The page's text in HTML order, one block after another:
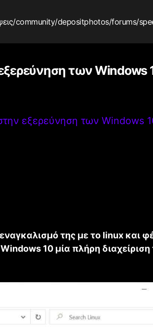
/community/depositphotos/forums/
των Windows
εξερεύνηση των Windows
της με τo linux και
10 μία πλήρη